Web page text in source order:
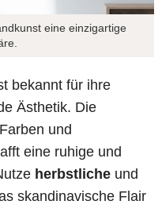
eine einzigartige
bekannt für ihre
Ästhetik. Die
und
eine ruhige und
herbstliche und
skandinavische Flair